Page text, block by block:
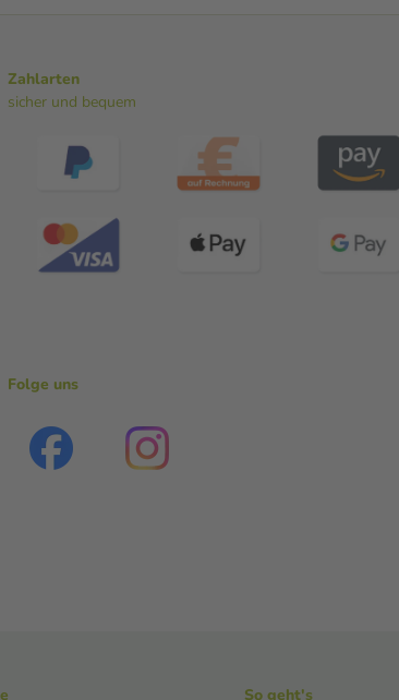
Zahlarten
sicher und bequem
Folge uns
So geht's